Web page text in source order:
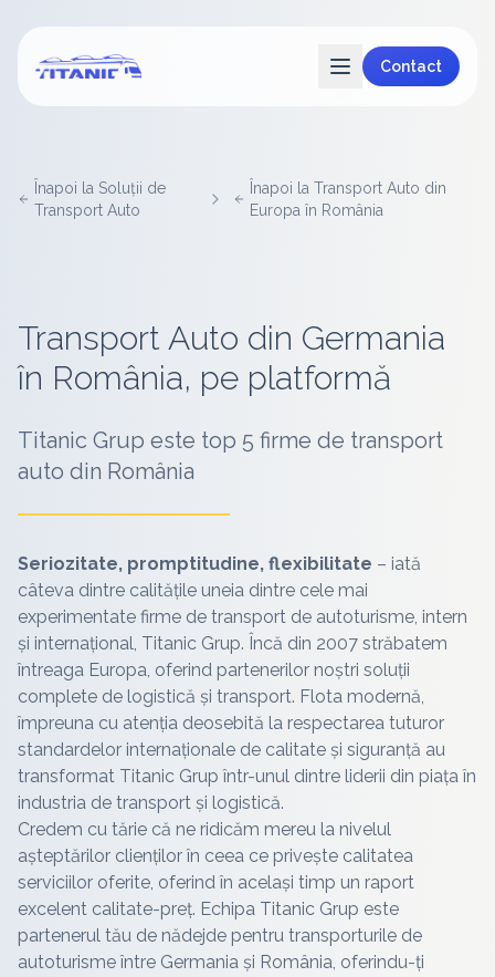
Contact
Înapoi la Soluții de
Transport Auto
Înapoi la Transport Auto din
Europa în România
Transport Auto din Germania
în România, pe platformă
Titanic Grup este top 5 firme de transport
auto din România
Seriozitate, promptitudine, flexibilitate – iată
câteva dintre calitățile uneia dintre cele mai
experimentate firme de transport de autoturisme, intern
și internațional, Titanic Grup. Încă din 2007 străbatem
întreaga Europa, oferind partenerilor noștri soluții
complete de logistică și transport. Flota modernă,
împreuna cu atenția deosebită la respectarea tuturor
standardelor internaționale de calitate și siguranță au
transformat Titanic Grup într-unul dintre liderii din piața în
industria de transport și logistică.
Credem cu tărie că ne ridicăm mereu la nivelul
așteptărilor clienților în ceea ce privește calitatea
serviciilor oferite, oferind în același timp un raport
excelent calitate-preț. Echipa Titanic Grup este
partenerul tău de nădejde pentru transporturile de
autoturisme între Germania și România, oferindu-ți